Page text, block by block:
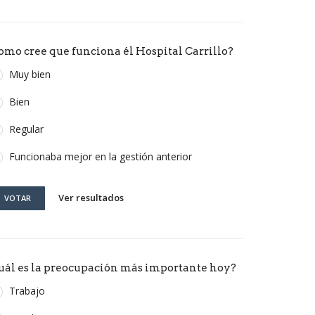
cree que funciona él Hospital Carrillo?
Muy bien
Bien
Regular
Funcionaba mejor en la gestión anterior
VOTAR Ver resultados
es la preocupación más importante hoy?
Trabajo